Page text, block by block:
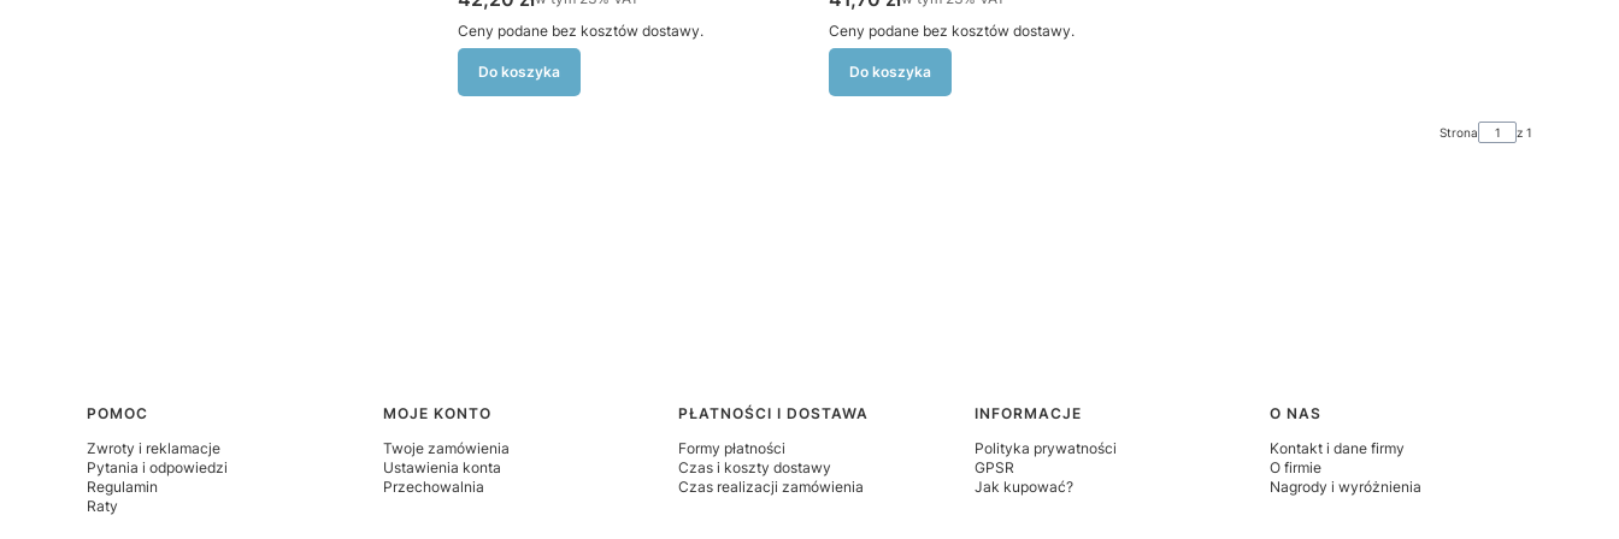
Ceny podane bez kosztów dostawy.
Do koszyka
Ceny podane bez kosztów dostawy.
Do koszyka
Strona z 1
Linki w stopce
POMOC
Zwroty i reklamacje
Pytania i odpowiedzi
Regulamin
Raty
MOJE KONTO
Twoje zamówienia
Ustawienia konta
Przechowalnia
PŁATNOŚCI I DOSTAWA
Formy płatności
Czas i koszty dostawy
Czas realizacji zamówienia
INFORMACJE
Polityka prywatności
GPSR
Jak kupować?
O NAS
Kontakt i dane firmy
O firmie
Nagrody i wyróżnienia